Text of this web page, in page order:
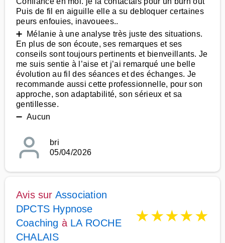
Puis de fil en aiguille elle a su debloquer certaines
peurs enfouies, inavouees..
➕ Mélanie à une analyse très juste des situations.
En plus de son écoute, ses remarques et ses
conseils sont toujours pertinents et bienveillants. Je
me suis sentie à l’aise et j’ai remarqué une belle
évolution au fil des séances et des échanges. Je
recommande aussi cette professionnelle, pour son
approche, son adaptabilité, son sérieux et sa
gentillesse.
➖ Aucun
bri
05/04/2026
Avis sur Association
DPCTS Hypnose
Coaching à LA ROCHE
CHALAIS
★★★★★